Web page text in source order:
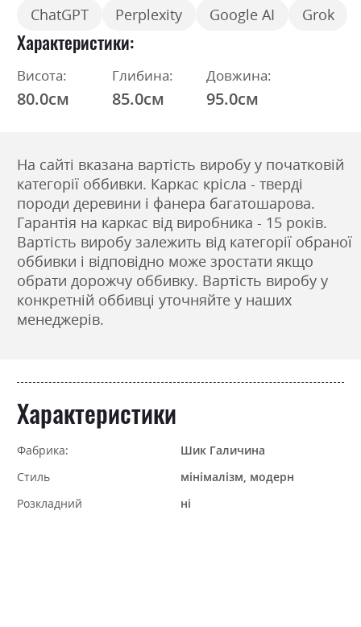
ChatGPT Perplexity Google AI Grok
Характеристики
Висота:
80.0см
Глибина:
85.0см
Довжина:
95.0см
На сайті вказана вартість виробу у початковій
категорії оббивки. Каркас крісла - тверді
породи деревини і фанера багатошарова.
Гарантія на каркас від виробника - 15 років.
Вартість виробу залежить від категорії обраної
оббивки і відповідно може зростати якщо
обрати дорожчу оббивку. Вартість виробу у
конкретній оббивці уточняйте у наших
менеджерів.
Характеристики
Фабрика:
Шик Галичина
Стиль
мінімалізм, модерн
Розкладний
ні